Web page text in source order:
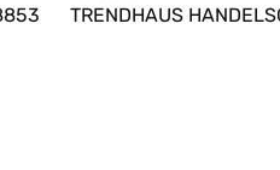
TRENDHAUS